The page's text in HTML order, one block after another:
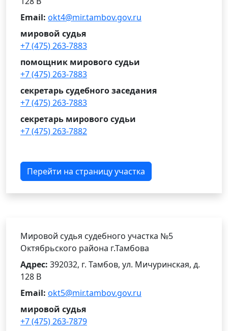
Email: okt4@mir.tambov.gov.ru
мировой судья
+7 (475) 263-7883
помощник мирового судьи
+7 (475) 263-7883
секретарь судебного заседания
+7 (475) 263-7883
секретарь мирового судьи
+7 (475) 263-7882
Перейти на страницу участка
Мировой судья судебного участка №5
Октябрьского района г.Тамбова
Адрес: 392032, г. Тамбов, ул. Мичуринская, д.
128 В
Email: okt5@mir.tambov.gov.ru
мировой судья
+7 (475) 263-7879